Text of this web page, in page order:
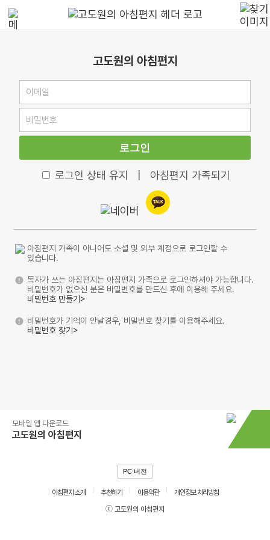
고도원의 아침편지
로그인
로그인 상태 유지 아침편지 가족되기
아침편지 가족이 아니어도 소셜 및 외부 계정으로 로그인할 수
있습니다.
독자가 쓰는 아침편지는 아침편지 가족으로 로그인하셔야 가능합니다.
비밀번호가 없으신 분은 비밀번호를 만드신 후에 이용해 주세요.
비밀번호 만들기>
비밀번호가 기억이 안날경우, 비밀번호 찾기를 이용해주세요.
비밀번호 찾기>
모바일 앱 다운로드
고도원의 아침편지
PC 버전
아침편지 소개 추천하기 이용약관
개인정보 처리방침
ⓒ 고도원의 아침편지